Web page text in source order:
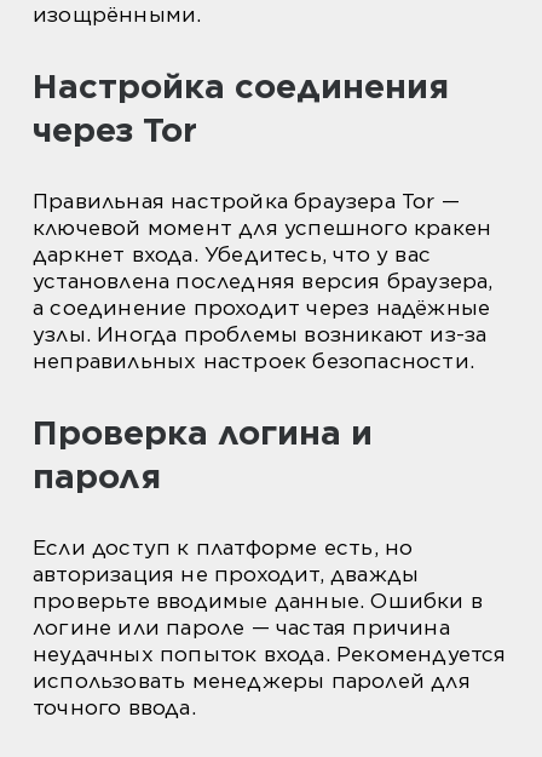
изощрёнными.
Настройка соединения
через Tor
Правильная настройка браузера Tor —
ключевой момент для успешного кракен
даркнет входа. Убедитесь, что у вас
установлена последняя версия браузера,
а соединение проходит через надёжные
узлы. Иногда проблемы возникают из-за
неправильных настроек безопасности.
Проверка логина и
пароля
Если доступ к платформе есть, но
авторизация не проходит, дважды
проверьте вводимые данные. Ошибки в
логине или пароле — частая причина
неудачных попыток входа. Рекомендуется
использовать менеджеры паролей для
точного ввода.